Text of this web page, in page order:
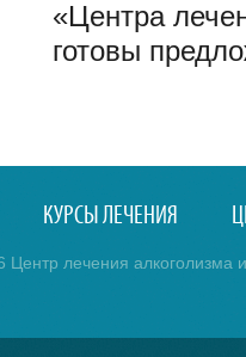
«Центра
готовы
КУРСЫ ЛЕЧЕНИЯ
Центр лечения алкоголизма